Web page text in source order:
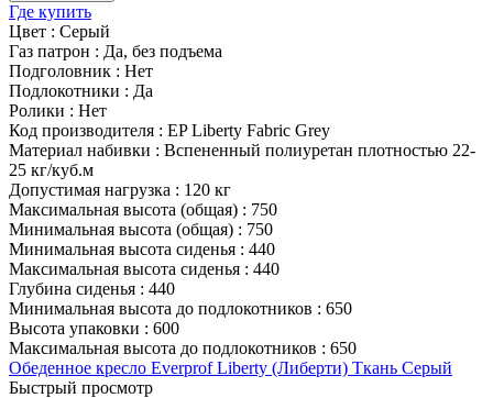
Где купить
Цвет : Серый
Газ патрон : Да, без подъема
Подголовник : Нет
Подлокотники : Да
Ролики : Нет
Код производителя : EP Liberty Fabric Grey
Материал набивки : Вспененный полиуретан плотностью 22-
25 кг/куб.м
Допустимая нагрузка : 120 кг
Максимальная высота (общая) : 750
Минимальная высота (общая) : 750
Минимальная высота сиденья : 440
Максимальная высота сиденья : 440
Глубина сиденья : 440
Минимальная высота до подлокотников : 650
Высота упаковки : 600
Максимальная высота до подлокотников : 650
Обеденное кресло Everprof Liberty (Либерти) Ткань Серый
Быстрый просмотр